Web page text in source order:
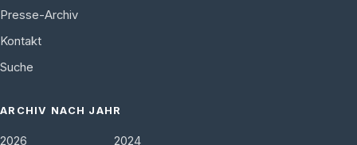
Presse-Archiv
Kontakt
Suche
ARCHIV NACH JAHR
2026 2024